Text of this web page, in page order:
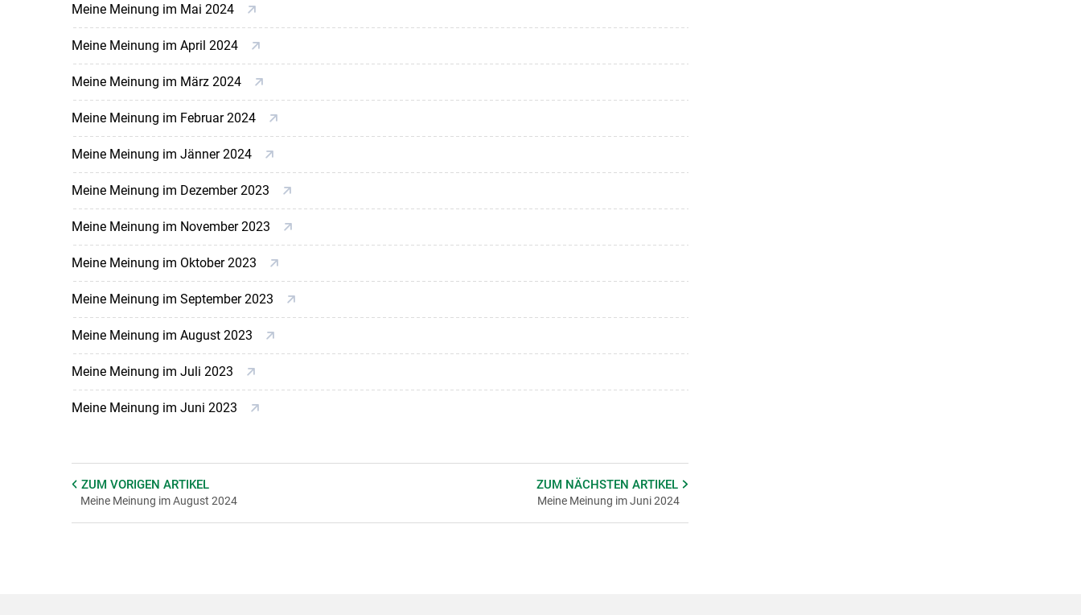
Meine Meinung im Mai 2024
Meine Meinung im April 2024
Meine Meinung im März 2024
Meine Meinung im Februar 2024
Meine Meinung im Jänner 2024
Meine Meinung im Dezember 2023
Meine Meinung im November 2023
Meine Meinung im Oktober 2023
Meine Meinung im September 2023
Meine Meinung im August 2023
Meine Meinung im Juli 2023
Meine Meinung im Juni 2023
ZUM VORIGEN ARTIKEL
Meine Meinung im August 2024
ZUM NÄCHSTENARTIKEL
Meine Meinung im Juni 2024